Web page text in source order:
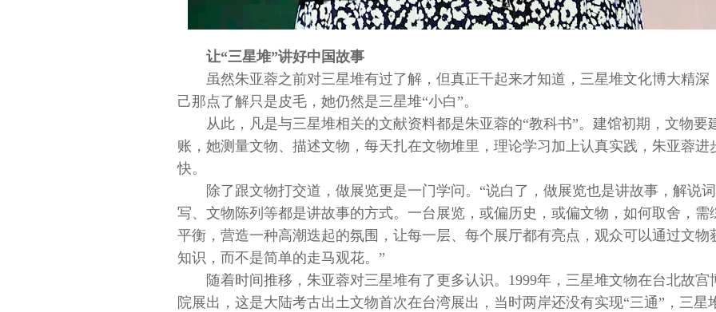
让“三星堆”讲好中国故事
虽然朱亚蓉之前对三星堆有过了解，但真正干起来才知道，三星堆文化博大精深
己那点了解只是皮毛，她仍然是三星堆“小白”。
从此，凡是与三星堆相关的文献资料都是朱亚蓉的“教科书”。建馆初期，文物要
账，她测量文物、描述文物，每天扎在文物堆里，理论学习加上认真实践，朱亚蓉进
快。
除了跟文物打交道，做展览更是一门学问。“说白了，做展览也是讲故事，解说
写、文物陈列等都是讲故事的方式。一台展览，或偏历史，或偏文物，如何取舍，需
平衡，营造一种高潮迭起的氛围，让每一层、每个展厅都有亮点，观众可以通过文物
知识，而不是简单的走马观花。”
随着时间推移，朱亚蓉对三星堆有了更多认识。1999年，三星堆文物在台北故宫
院展出，这是大陆考古出土文物首次在台湾展出，当时两岸还没有实现“三通”，三星